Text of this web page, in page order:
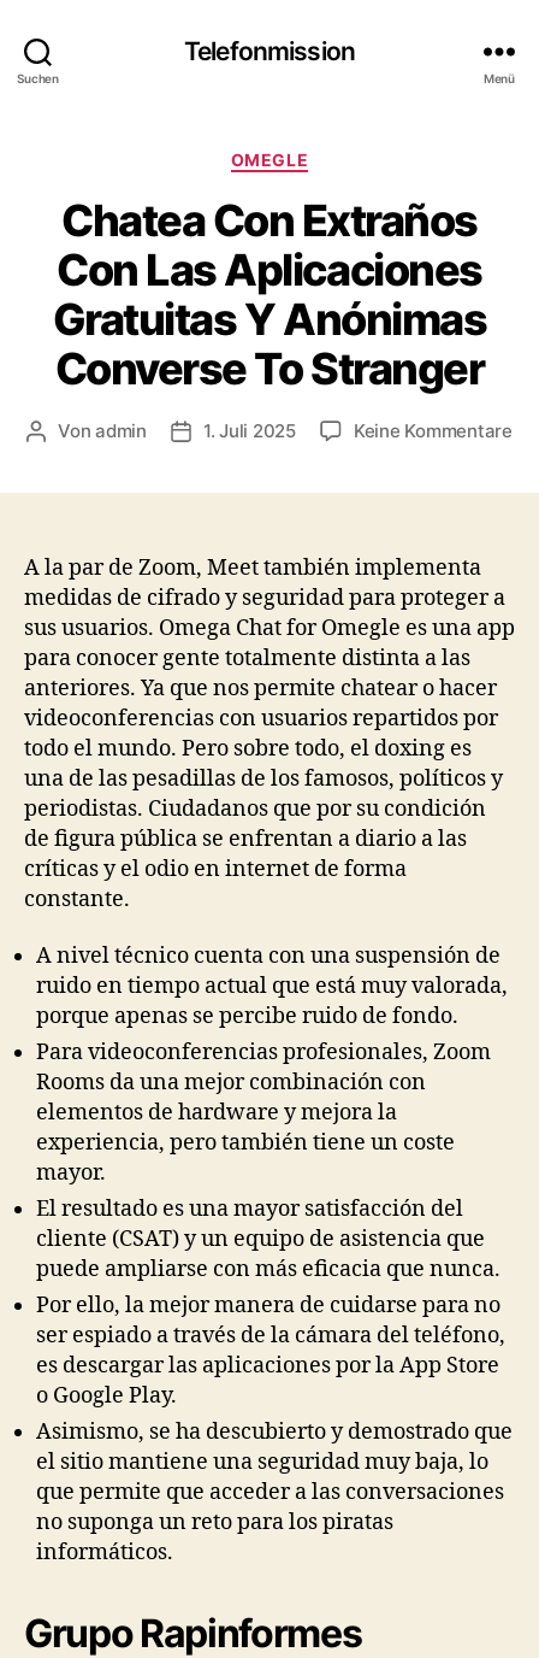
Suchen
Telefonmission
Menü
Kategorien
OMEGLE
Chatea Con Extraños
Con Las Aplicaciones
Gratuitas Y Anónimas
Converse To Stranger
Beitragsautor
Vonadmin Veröffentlichungsdatum
1. Juli 2025 Keine Kommentarezu
Y
A la par de Zoom, Meet también implementa
medidas de cifrado y seguridad para proteger a
sus usuarios. Omega Chat for Omegle es una app
para conocer gente totalmente distinta a las
anteriores. Ya que nos permite chatear o hacer
videoconferencias con usuarios repartidos por
todo el mundo. Pero sobre todo, el doxing es
una de las pesadillas de los famosos, políticos y
periodistas. Ciudadanos que por su condición
de figura pública se enfrentan a diario a las
críticas y el odio en internet de forma
constante.
A nivel técnico cuenta con una suspensión de
ruido en tiempo actual que está muy valorada,
porque apenas se percibe ruido de fondo.
Para videoconferencias profesionales, Zoom
Rooms da una mejor combinación con
elementos de hardware y mejora la
experiencia, pero también tiene un coste
mayor.
El resultado es una mayor satisfacción del
cliente (CSAT) y un equipo de asistencia que
puede ampliarse con más eficacia que nunca.
Por ello, la mejor manera de cuidarse para no
ser espiado a través de la cámara del teléfono,
es descargar las aplicaciones por la App Store
o Google Play.
Asimismo, se ha descubierto y demostrado que
el sitio mantiene una seguridad muy baja, lo
que permite que acceder a las conversaciones
no suponga un reto para los piratas
informáticos.
Grupo Rapinformes